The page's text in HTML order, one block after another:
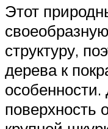
Этот
структуру,
дерева к
поверхность